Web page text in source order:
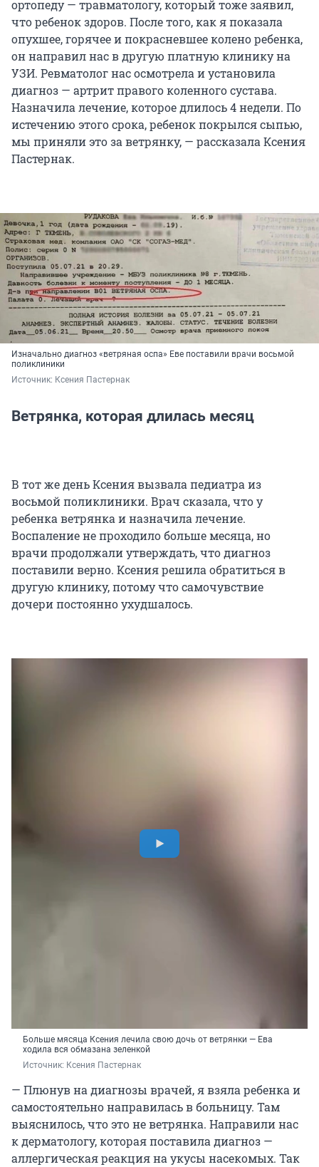
ортопеду — травматологу, который тоже заявил,
что ребенок здоров. После того, как я показала
опухшее, горячее и покрасневшее колено ребенка,
он направил нас в другую платную клинику на
УЗИ. Ревматолог нас осмотрела и установила
диагноз — артрит правого коленного сустава.
Назначила лечение, которое длилось 4 недели. По
истечению этого срока, ребенок покрылся сыпью,
мы приняли это за ветрянку, — рассказала Ксения
Пастернак.
Изначально диагноз «ветряная оспа» Еве поставили врачи восьмой
поликлиники
Источник: Ксения Пастернак
Ветрянка, которая длилась месяц
В тот же день Ксения вызвала педиатра из
восьмой поликлиники. Врач сказала, что у
ребенка ветрянка и назначила лечение.
Воспаление не проходило больше месяца, но
врачи продолжали утверждать, что диагноз
поставили верно. Ксения решила обратиться в
другую клинику, потому что самочувствие
дочери постоянно ухудшалось.
Больше мясяца Ксения лечила свою дочь от ветрянки — Ева
ходила вся обмазана зеленкой
Источник: Ксения Пастернак
— Плюнув на диагнозы врачей, я взяла ребенка и
самостоятельно направилась в больницу. Там
выяснилось, что это не ветрянка. Направили нас
к дерматологу, которая поставила диагноз —
аллергическая реакция на укусы насекомых. Так